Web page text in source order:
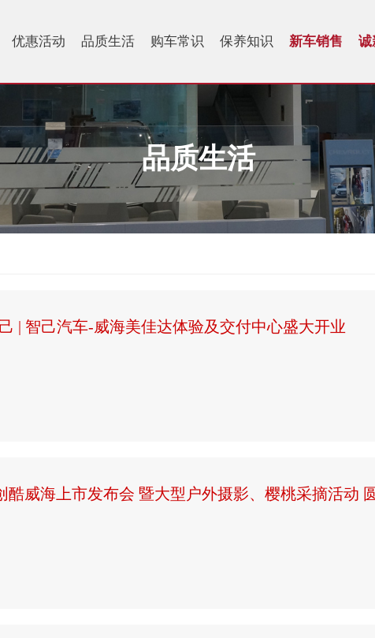
优惠活动 品质生活 购车常识 保养知识 新车销售 诚
品质生活
| 智己汽车-威海美佳达体验及交付中心盛大开业
酷威海上市发布会 暨大型户外摄影、樱桃采摘活动